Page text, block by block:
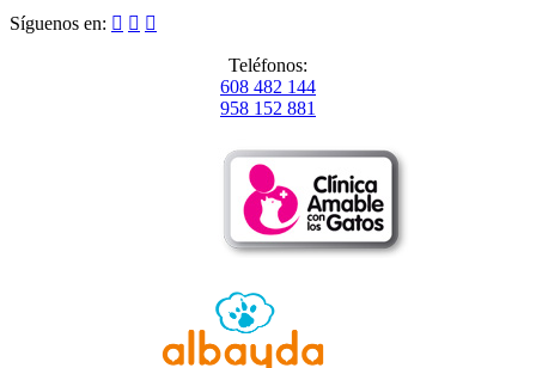
Síguenos en:   
Teléfonos:
608 482 144
958 152 881